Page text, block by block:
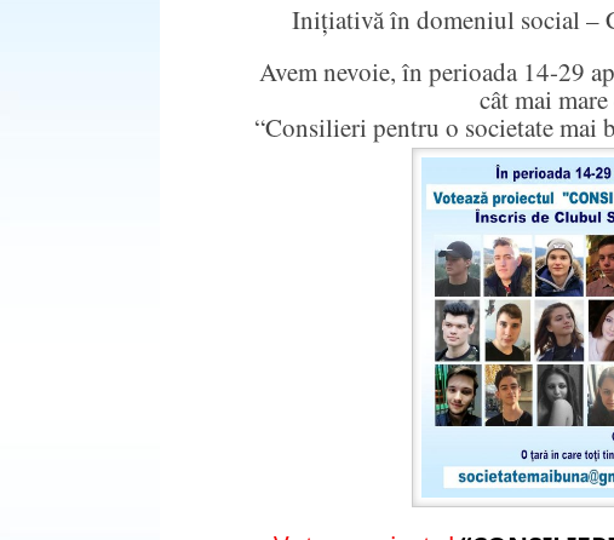
Inițiativă în domeniul social
Avem nevoie, în perioada 14-29
cât mai
“Consilieri pentru o societate mai